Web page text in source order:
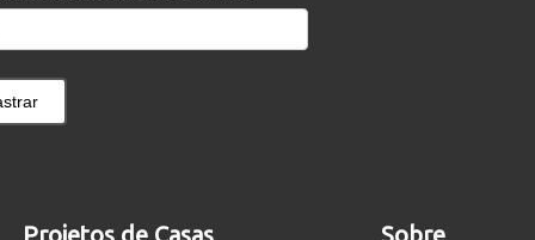
Projetos de Casas Sobre